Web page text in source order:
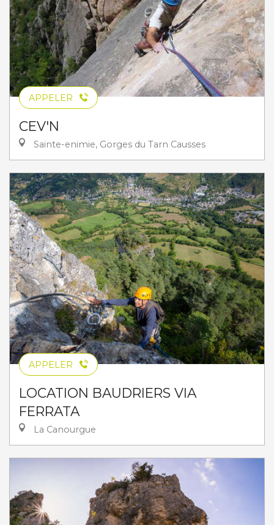
APPELER
CEV'N
Sainte-enimie, Gorges du Tarn Causses
APPELER
LOCATION BAUDRIERS VIA
FERRATA
La Canourgue